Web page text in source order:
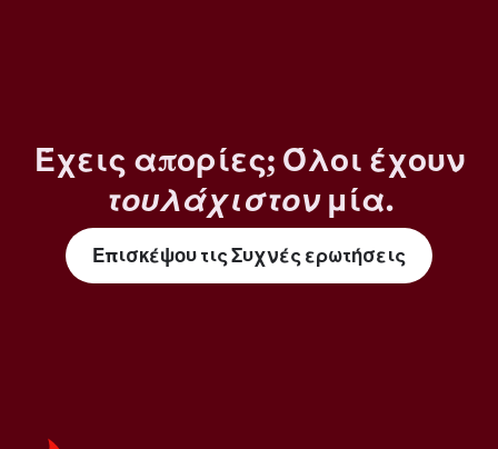
Έχεις απορίες; Όλοι έχουν
τουλάχιστονμία.
Επισκέψου τις Συχνές ερωτήσεις